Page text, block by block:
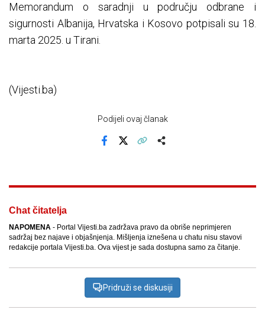
Memorandum o saradnji u području odbrane i
sigurnosti Albanija, Hrvatska i Kosovo potpisali su 18.
marta 2025. u Tirani.
(Vijesti.ba)
Podijeli ovaj članak
Chat čitatelja
NAPOMENA - Portal Vijesti.ba zadržava pravo da obriše neprimjeren
sadržaj bez najave i objašnjenja. Mišljenja iznešena u chatu nisu stavovi
redakcije portala Vijesti.ba. Ova vijest je sada dostupna samo za čitanje.
Pridruži se diskusiji